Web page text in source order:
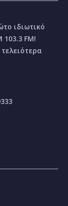
ιδιωτικό
FM!